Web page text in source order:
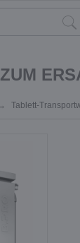
ZUM
Tablett-